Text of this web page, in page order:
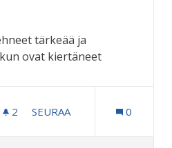
tärkeää ja
ovat kiertäneet
2 2 SEURAAJAA
SEURAA 0